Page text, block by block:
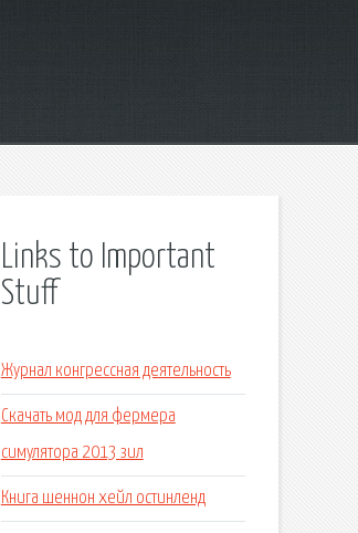
Links to Important
Stuff
Журнал конгрессная деятельность
Скачать мод для фермера
симулятора 2013 зил
Книга шеннон хейл остинленд